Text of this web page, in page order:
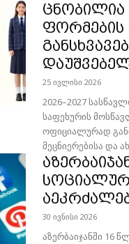
ფორმების
25 ივლისი 2026
2026–2027
საფეხურის
ოფიციალურად
მეცნიერებისა და
სოციალურ
30 ივნისი 2026
აზერბაიჯანში 16